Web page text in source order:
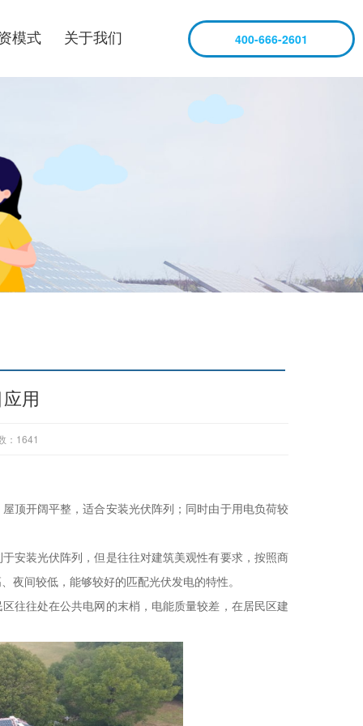
模式 关于我们 400-666-2601
用
： 1641
顶开阔平整，适合安装光伏阵列；同时由于用电负荷较
安装光伏阵列，但是往往对建筑美观性有要求，按照商
夜间较低，能够较好的匹配光伏发电的特性。
往往处在公共电网的末梢，电能质量较差，在居民区建